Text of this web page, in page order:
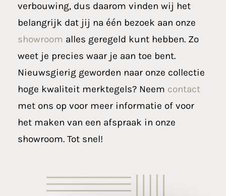
verbouwing, dus daarom vinden wij het
belangrijk dat jij na één bezoek aan onze
showroom alles geregeld kunt hebben. Zo
weet je precies waar je aan toe bent.
Nieuwsgierig geworden naar onze collectie
hoge kwaliteit merktegels? Neem contact
met ons op voor meer informatie of voor
het maken van een afspraak in onze
showroom. Tot snel!